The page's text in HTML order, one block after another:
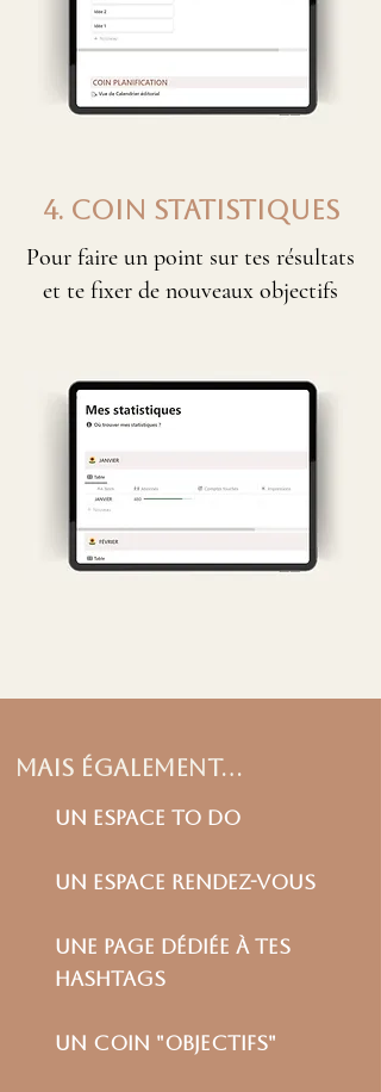
4. COIN STATISTIQUES
Pour faire un point sur tes résultats
et te fixer de nouveaux objectifs
mais également...
un espace to do
un espace rendez-vous
une page dédiée à tes
hashtags
un coin "objectifs"